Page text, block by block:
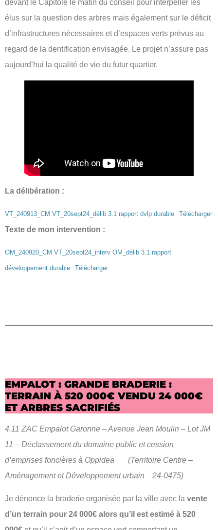
devant le Capitole le matin du conseil pour interpeller les
élus sur la question des arbres mais également sur le déficit
d’infrastructures nécessaires et d’espaces verts prévus au
regard de la dentification envisagée. Le projet n’assure pas
aujourd’hui la qualité de vie du futur quartier.
La délibération :
VT_240913_CM VT_20sept24_délib 3.1 rapport dvlp durable Télécharger
Texte de mon intervention :
OM_240920_CM VT_20sept24_interv OM_délib 3.1 rapport
développement durable Télécharger
EMPALOT : GRANDE BRADERIE :
TERRAIN À 520 000€ VENDU 24 000€
ET ARBRES SACRIFIÉS
4.11 ZAC Empalot Garonne – Avenue Jean Moulin – Lot JM
11 – Déclassement du domaine public et cession
d’emprises foncières à Oppidea (Territoire Centre –
Aménagement et Développement urbain 24-0475)
Je dénonce la braderie organisée par la ville avec la vente
d’un terrain pour 24 000€ alors qu’il est estimé à 520